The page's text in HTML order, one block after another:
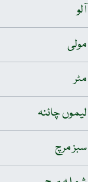
آلو
مولی
مٹر
لیموں چائنہ
سبز مرچ